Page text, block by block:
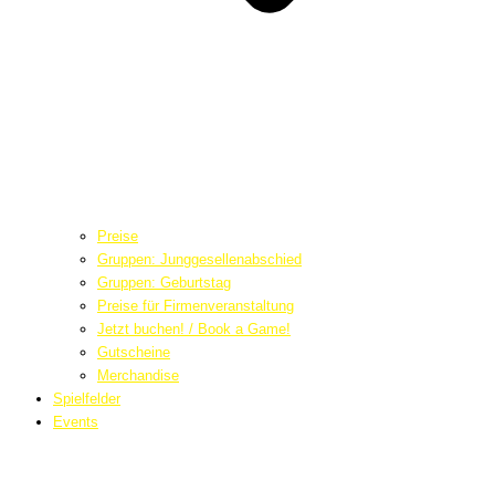
Preise
Gruppen: Junggesellenabschied
Gruppen: Geburtstag
Preise für Firmenveranstaltung
Jetzt buchen! / Book a Game!
Gutscheine
Merchandise
Spielfelder
Events